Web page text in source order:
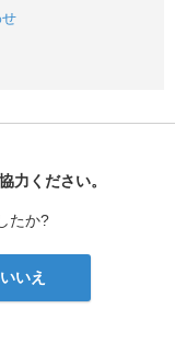
力ください。
たか?
いいえ